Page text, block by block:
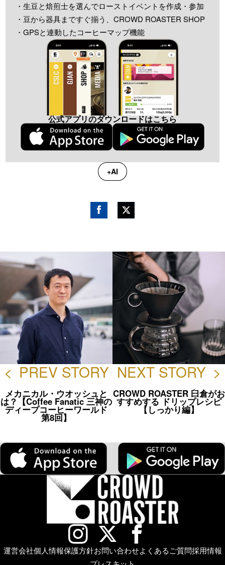
・生豆と焙煎士を選んでローストイベントを作成・参加
・豆から器具まですぐ揃う、CROWD ROASTER SHOP
・GPSと連動したコーヒーマップ機能
公式アプリのダウンロードはこちら
+AI
ok
< PREV STORY
メカニカル・ウオッシュと
は？【Coffee Fanatic 三神の
ディープコーヒーワールド
第8回】
NEXT STORY >
CROWD ROASTER 臼倉がお
すすめする ドリップレシピ
【しっかり編】
運営会社個人情報保護方針お問い合わせよくあるご質問採用情報
プレスキット